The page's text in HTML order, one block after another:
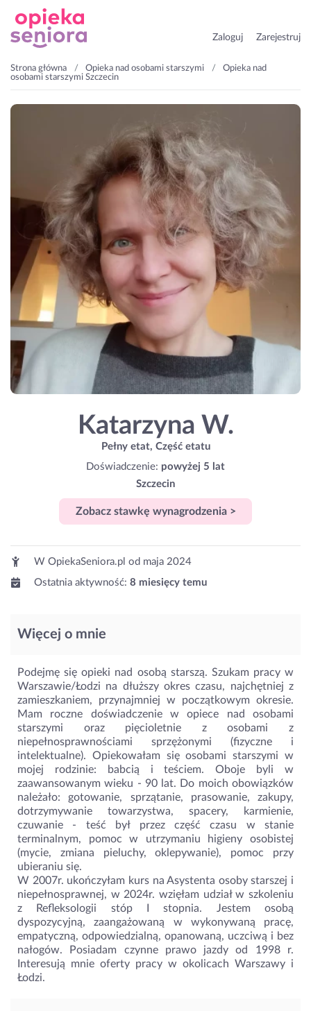
Zaloguj Zarejestruj
Strona główna Opieka nad osobami starszymi
Opieka nad
osobami starszymi Szczecin
Katarzyna W.
Pełny etat, Część etatu
Doświadczenie: powyżej 5 lat
Szczecin
Zobacz stawkę wynagrodzenia >
W OpiekaSeniora.pl od maja 2024
Ostatnia aktywność: 8 miesięcy temu
Więcej o mnie
Podejmę się opieki nad osobą starszą. Szukam pracy w
Warszawie/Łodzi na dłuższy okres czasu, najchętniej z
zamieszkaniem, przynajmniej w początkowym okresie.
Mam roczne doświadczenie w opiece nad osobami
starszymi oraz pięcioletnie z osobami z
niepełnosprawnościami sprzężonymi (fizyczne i
intelektualne). Opiekowałam się osobami starszymi w
mojej rodzinie: babcią i teściem. Oboje byli w
zaawansowanym wieku - 90 lat. Do moich obowiązków
należało: gotowanie, sprzątanie, prasowanie, zakupy,
dotrzymywanie towarzystwa, spacery, karmienie,
czuwanie - teść był przez część czasu w stanie
terminalnym, pomoc w utrzymaniu higieny osobistej
(mycie, zmiana pieluchy, oklepywanie), pomoc przy
ubieraniu się.
W 2007r. ukończyłam kurs na Asystenta osoby starszej i
niepełnosprawnej, w 2024r. wzięłam udział w szkoleniu
z Refleksologii stóp I stopnia. Jestem osobą
dyspozycyjną, zaangażowaną w wykonywaną pracę,
empatyczną, odpowiedzialną, opanowaną, uczciwą i bez
nałogów. Posiadam czynne prawo jazdy od 1998 r.
Interesują mnie oferty pracy w okolicach Warszawy i
Łodzi.